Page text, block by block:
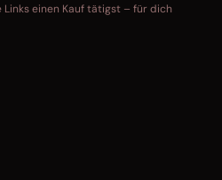
Links einen Kauf tätigst – für dich